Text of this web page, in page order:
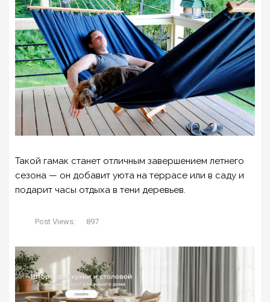
Такой гамак станет отличным завершением летнего
сезона — он добавит уюта на террасе или в саду и
подарит часы отдыха в тени деревьев.
Post Views: 897